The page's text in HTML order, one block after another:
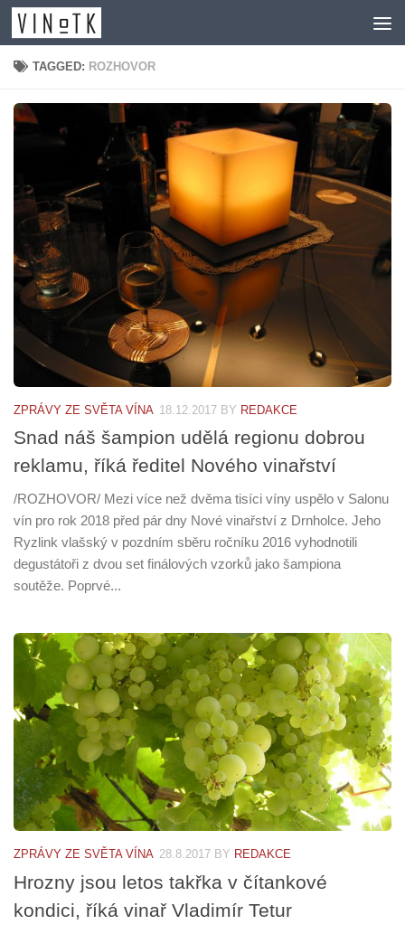
Skip to content
TAGGED: ROZHOVOR
ZPRÁVY ZE SVĚTA VÍNA 18.12.2017 BY REDAKCE
Snad náš šampion udělá regionu dobrou
reklamu, říká ředitel Nového vinařství
/ROZHOVOR/ Mezi více než dvěma tisíci víny uspělo v Salonu
vín pro rok 2018 před pár dny Nové vinařství z Drnholce. Jeho
Ryzlink vlašský v pozdním sběru ročníku 2016 vyhodnotili
degustátoři z dvou set finálových vzorků jako šampiona
soutěže. Poprvé...
ZPRÁVY ZE SVĚTA VÍNA 28.8.2017 BY REDAKCE
Hrozny jsou letos takřka v čítankové
kondici, říká vinař Vladimír Tetur